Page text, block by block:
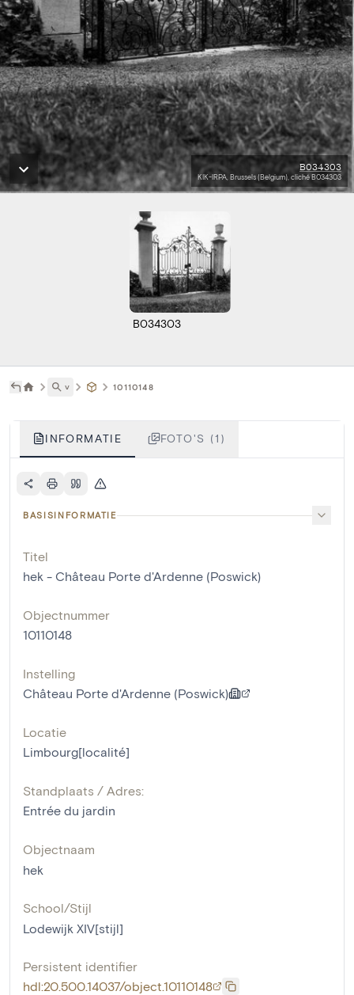
B034303
KIK-IRPA, Brussels (Belgium), cliché B034303
B034303
˅ 10110148
INFORMATIE FOTO'S (1)
BASISINFORMATIE
Titel
hek - Château Porte d'Ardenne (Poswick)
Objectnummer
10110148
Instelling
Château Porte d'Ardenne (Poswick)
Locatie
Limbourg[localité]
Standplaats / Adres:
Entrée du jardin
Objectnaam
hek
School/Stijl
Lodewijk XIV[stijl]
Persistent identifier
hdl:20.500.14037/object.10110148